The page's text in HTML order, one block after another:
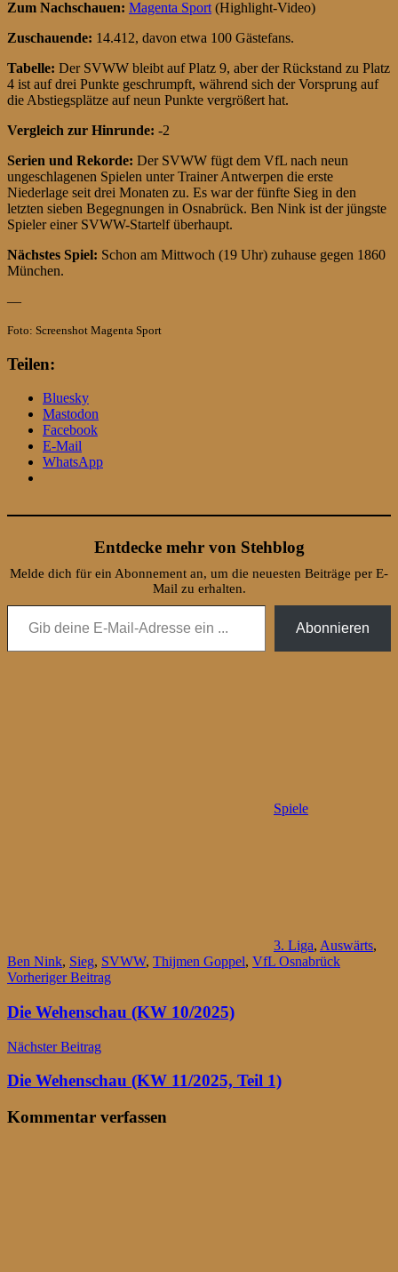
Zum Nachschauen: Magenta Sport (Highlight-Video)
Zuschauende: 14.412, davon etwa 100 Gästefans.
Tabelle: Der SVWW bleibt auf Platz 9, aber der Rückstand zu Platz
4 ist auf drei Punkte geschrumpft, während sich der Vorsprung auf
die Abstiegsplätze auf neun Punkte vergrößert hat.
Vergleich zur Hinrunde: -2
Serien und Rekorde: Der SVWW fügt dem VfL nach neun
ungeschlagenen Spielen unter Trainer Antwerpen die erste
Niederlage seit drei Monaten zu. Es war der fünfte Sieg in den
letzten sieben Begegnungen in Osnabrück. Ben Nink ist der jüngste
Spieler einer SVWW-Startelf überhaupt.
Nächstes Spiel: Schon am Mittwoch (19 Uhr) zuhause gegen 1860
München.
—
Foto: Screenshot Magenta Sport
Teilen:
Bluesky
Mastodon
Facebook
E-Mail
WhatsApp
Entdecke mehr von Stehblog
Melde dich für ein Abonnement an, um die neuesten Beiträge per E-
Mail zu erhalten.
Gib deine E-Mail-Adresse ein ...
Abonnieren
Spiele
3. Liga, Auswärts,
Ben Nink, Sieg, SVWW, Thijmen Goppel, VfL Osnabrück
Beitragsnavigation
Vorheriger Beitrag
Die Wehenschau (KW 10/2025)
Nächster Beitrag
Die Wehenschau (KW 11/2025, Teil 1)
Kommentar verfassen